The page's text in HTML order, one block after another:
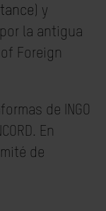
) y
la antigua
of Foreign
de INGO
En
de